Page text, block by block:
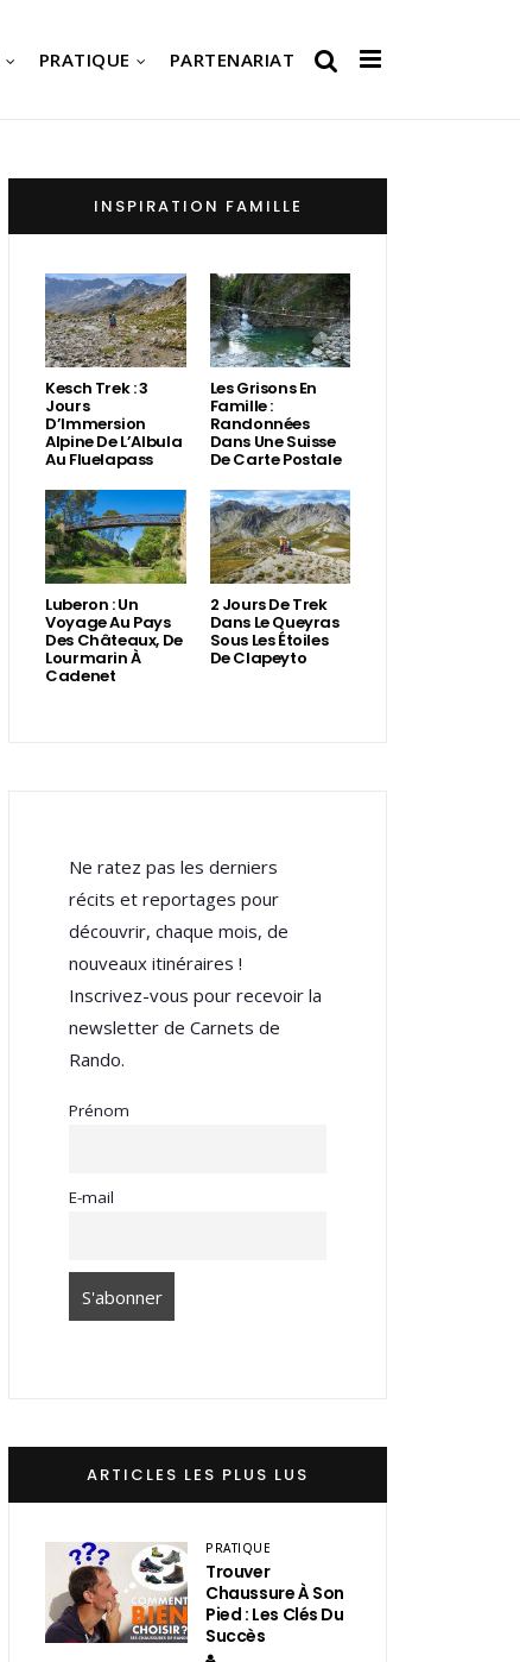
PRATIQUE PARTENARIAT
INSPIRATION FAMILLE
Kesch Trek : 3
Jours
D’Immersion
Alpine De L’Albula
Au Fluelapass
Les Grisons En
Famille :
Randonnées
Dans Une Suisse
De Carte Postale
Luberon : Un
Voyage Au Pays
Des Châteaux, De
Lourmarin À
Cadenet
2 Jours De Trek
Dans Le Queyras
Sous Les Étoiles
De Clapeyto
Ne ratez pas les derniers
récits et reportages pour
découvrir, chaque mois, de
nouveaux itinéraires !
Inscrivez-vous pour recevoir la
newsletter de Carnets de
Rando.
Prénom
E-mail
ARTICLES LES PLUS LUS
PRATIQUE
Trouver
Chaussure À Son
Pied : Les Clés Du
Succès